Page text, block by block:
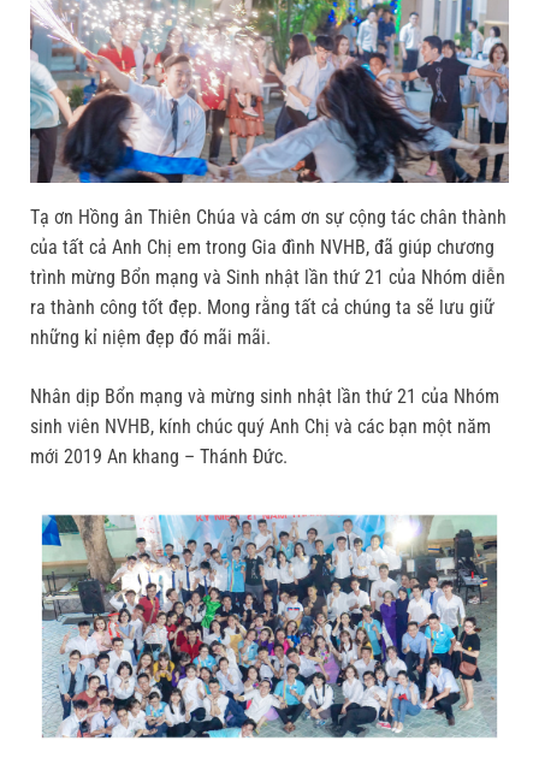
Tạ ơn Hồng ân Thiên Chúa và cám ơn sự cộng tác chân thành
của tất cả Anh Chị em trong Gia đình NVHB, đã giúp chương
trình mừng Bổn mạng và Sinh nhật lần thứ 21 của Nhóm diễn
ra thành công tốt đẹp. Mong rằng tất cả chúng ta sẽ lưu giữ
những kỉ niệm đẹp đó mãi mãi.
Nhân dịp Bổn mạng và mừng sinh nhật lần thứ 21 của Nhóm
sinh viên NVHB, kính chúc quý Anh Chị và các bạn một năm
mới 2019 An khang – Thánh Đức.